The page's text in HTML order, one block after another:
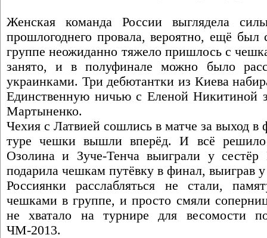
Женская команда России выглядела
прошлогоднего провала, вероятно, ещё
группе неожиданно тяжело пришлось с
занято, и в полуфинале можно было
украинками. Три дебютантки из Киева
Единственную ничью с Еленой Никитиной
Мартыненко.
Чехия с Латвией сошлись в матче за выход
туре чешки вышли вперёд. И всё
Озолина и Зуче-Тенча выиграли у
подарила чешкам путёвку в финал, выиграв
Россиянки расслабляться не стали,
чешками в группе, и просто смяли
не хватало на турнире для весомости
ЧМ-2013.